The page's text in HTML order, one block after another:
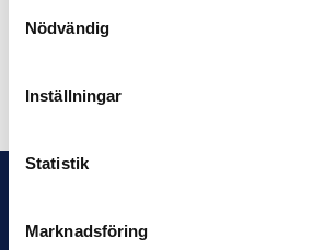
Nödvändig
Inställningar
Statistik
Marknadsföring
vidare på lokal nivå.
Dela på Facebook